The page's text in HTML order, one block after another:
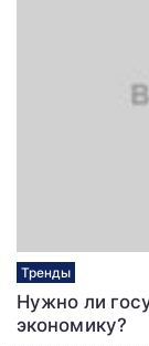
Тренды
Нужно ли
экономику?